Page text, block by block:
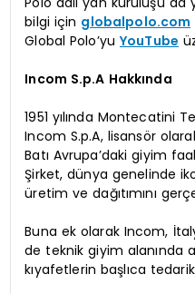
bilgi için globalpolo.com
Global Polo’yuYouTube
Incom S.p.A Hakkında
1951 yılında Montecatini
Incom S.p.A, lisansör
Batı Avrupa’daki giyim
Şirket, dünya genelinde
üretim ve dağıtımını
Buna ek olarak Incom,
de teknik giyim alanında
kıyafetlerin başlıca